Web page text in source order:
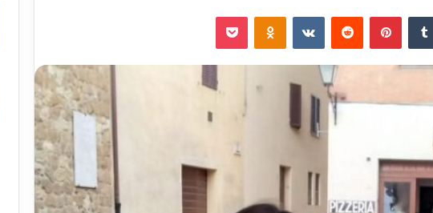
بينتيريست Odnoklassniki
‫Pocket